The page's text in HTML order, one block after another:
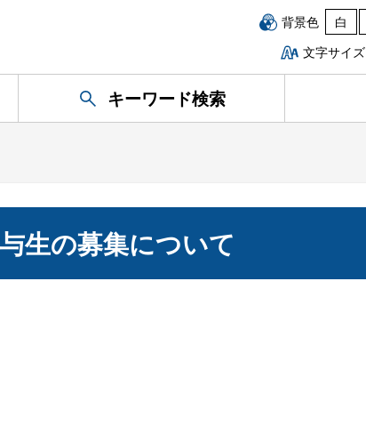
背景色 白
文字サイズ
キーワード検索
生の募集について